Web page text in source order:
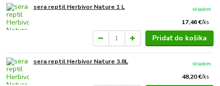
sera reptil Herbivor Nature 1 L
17,46 €/ks
skladom
Pridať do košíka
sera reptil Herbivor Nature 3.8L
48,20 €/ks
skladom